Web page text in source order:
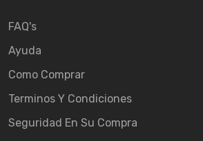
FAQ's
Ayuda
Como Comprar
Terminos Y Condiciones
Seguridad En Su Compra